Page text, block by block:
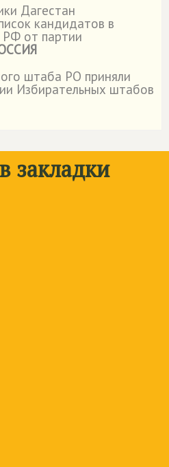
Дагестан
кандидатов в
от партии
штаба РО приняли
Избирательных штабов
закладки